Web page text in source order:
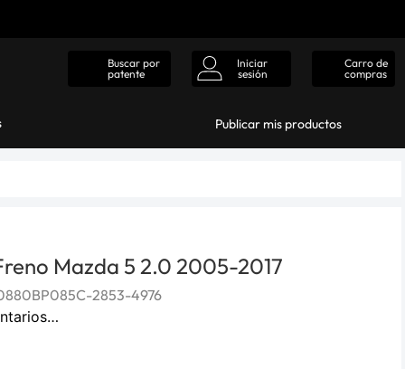
Buscar por
patente
Iniciar
sesión
Carro de
compras
Publicar mis productos
Mazda 5 2.0 2005-2017
2853-4976